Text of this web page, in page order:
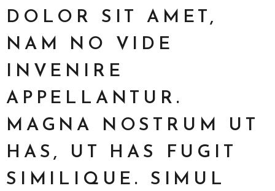
DOLOR SIT AMET,
NAM NO VIDE
INVENIRE
APPELLANTUR.
MAGNA NOSTRUM UT
HAS, UT HAS FUGIT
SIMILIQUE. SIMUL